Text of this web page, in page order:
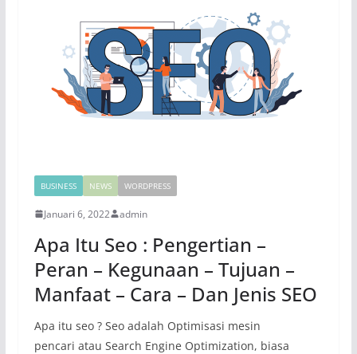
BUSINESS NEWS WORDPRESS
Januari 6, 2022 admin
Apa Itu Seo : Pengertian –
Peran – Kegunaan – Tujuan –
Manfaat – Cara – Dan Jenis SEO
Apa itu seo ? Seo adalah Optimisasi mesin
pencari atau Search Engine Optimization, biasa